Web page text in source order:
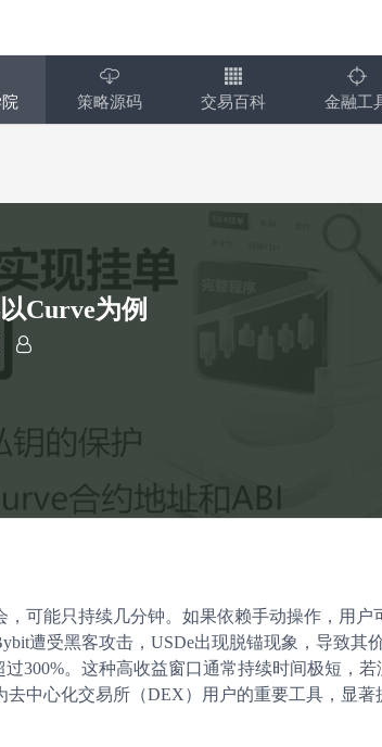
策略源码 交易百科 金融工
Curve为例
可能只持续几分钟。如果依赖手动操作，用户
遭受黑客攻击，USDe出现脱锚现象，导致其
300%。这种高收益窗口通常持续时间极短，若
中心化交易所（DEX）用户的重要工具，显著